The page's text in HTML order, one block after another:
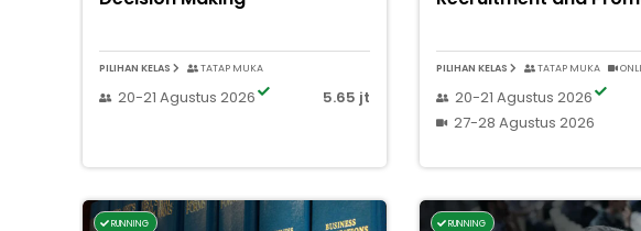
PILIHAN KELAS TATAP MUKA
20-21 Agustus 2026 5.65 jt
RUNNING
PILIHAN KELAS TATAP MUKA
20-21 Agustus 2026
27-28 Agustus 2026
RUNNING